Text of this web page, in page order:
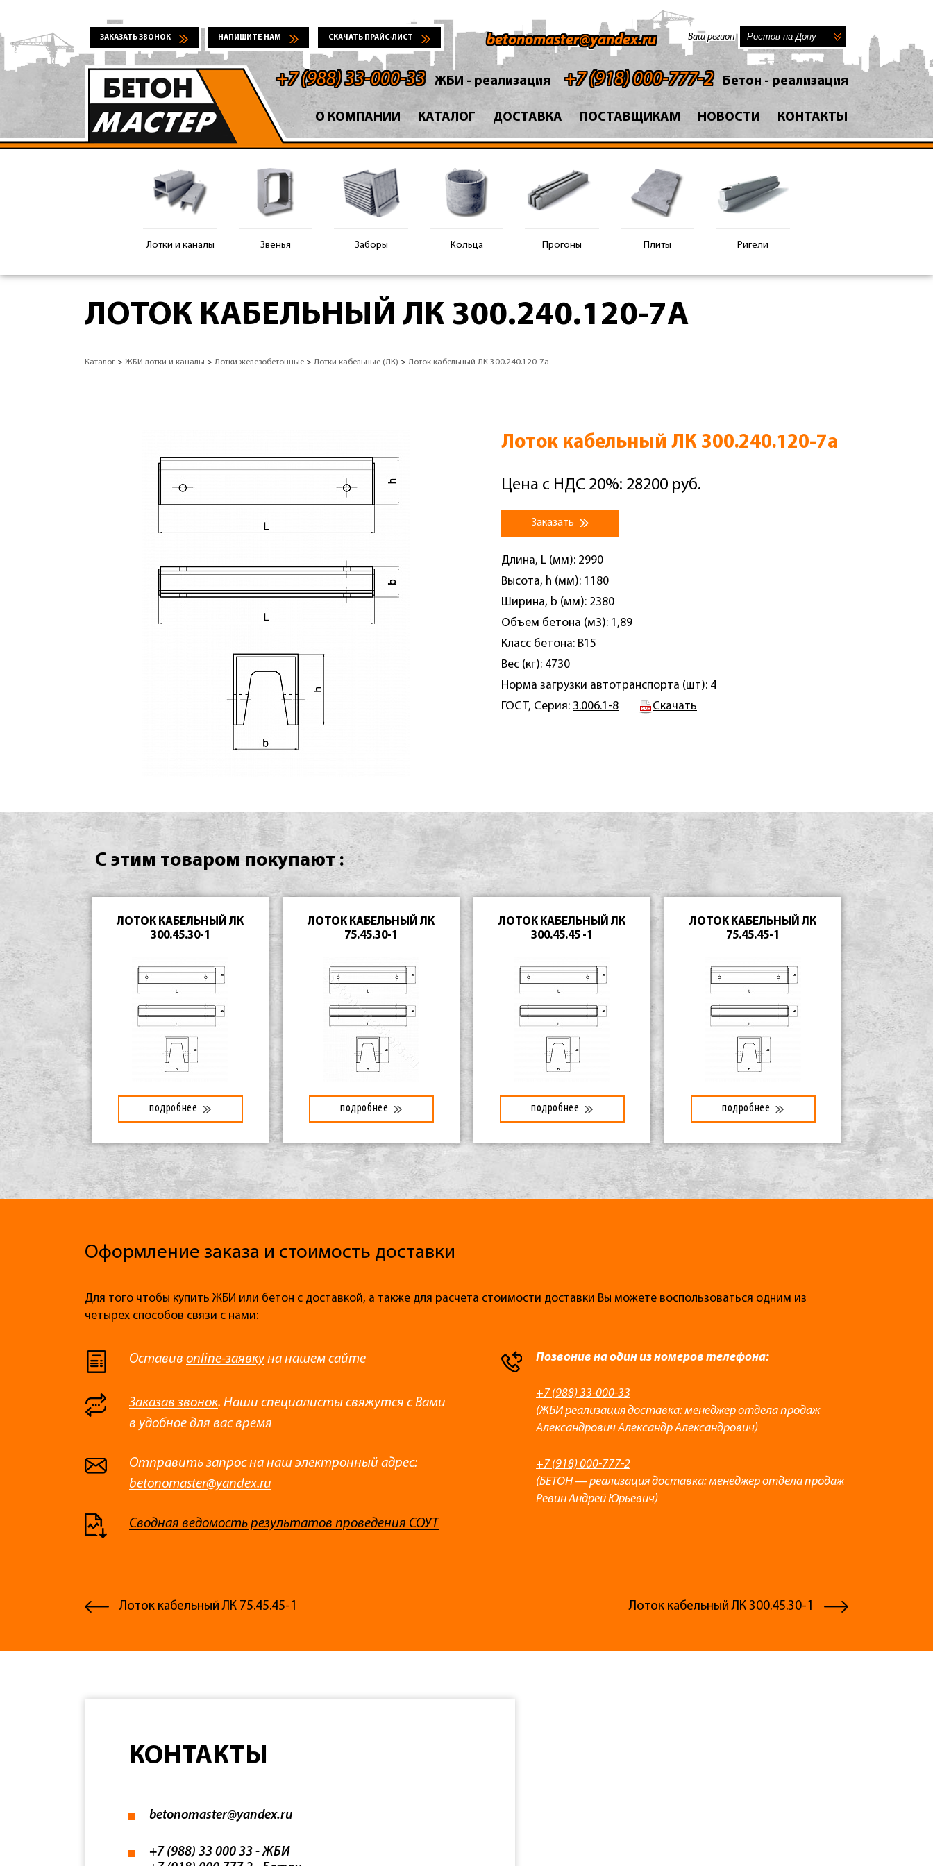
ЗАКАЗАТЬ ЗВОНОК НАПИШИТЕ НАМ СКАЧАТЬ ПРАЙС-ЛИСТ betonomaster@yandex.ru Ваш регион
+7 (988) 33-000-33 ЖБИ - реализация +7 (918) 000-777-2 Бетон - реализация
О КОМПАНИИ КАТАЛОГ ДОСТАВКА ПОСТАВЩИКАМ НОВОСТИ КОНТАКТЫ
Лотки и каналы Звенья Заборы Кольца Прогоны Плиты Ригели
ЛОТОК КАБЕЛЬНЫЙ ЛК 300.240.120-7А
Каталог > ЖБИ лотки и каналы > Лотки железобетонные > Лотки кабельные (ЛК) > Лоток кабельный ЛК 300.240.120-7а
Лоток кабельный ЛК 300.240.120-7а
Цена с НДС 20%: 28200 руб.
Заказать
Длина, L (мм): 2990
Высота, h (мм): 1180
Ширина, b (мм): 2380
Объем бетона (м3): 1,89
Класс бетона: B15
Вес (кг): 4730
Норма загрузки автотранспорта (шт): 4
ГОСТ, Серия: 3.006.1-8 Скачать
С этим товаром покупают :
ЛОТОК КАБЕЛЬНЫЙ ЛК
300.45.30-1
подробнее
ЛОТОК КАБЕЛЬНЫЙ ЛК
75.45.30-1
подробнее
ЛОТОК КАБЕЛЬНЫЙ ЛК
300.45.45 -1
подробнее
ЛОТОК КАБЕЛЬНЫЙ ЛК
75.45.45-1
подробнее
Оформление заказа и стоимость доставки
Для того чтобы купить ЖБИ или бетон с доставкой, а также для расчета стоимости доставки Вы можете воспользоваться одним из
четырех способов связи с нами:
Оставив online-заявкуна нашем сайте
Заказав звонок. Наши специалисты свяжутся с Вами
в удобное для вас время
Отправить запрос на наш электронный адрес:
betonomaster@yandex.ru
Сводная ведомость результатов проведения СОУТ
Позвонив на один из номеров телефона:
+7 (988) 33-000-33
(ЖБИ реализация доставка: менеджер отдела продаж
Александрович Александр Александрович)
+7 (918) 000-777-2
(БЕТОН — реализация доставка: менеджер отдела продаж
Ревин Андрей Юрьевич)
Лоток кабельный ЛК 75.45.45-1 Лоток кабельный ЛК 300.45.30-1
КОНТАКТЫ
betonomaster@yandex.ru
+7 (988) 33 000 33 - ЖБИ